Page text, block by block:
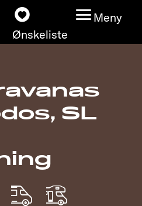
Ønskeliste
Meny
SL